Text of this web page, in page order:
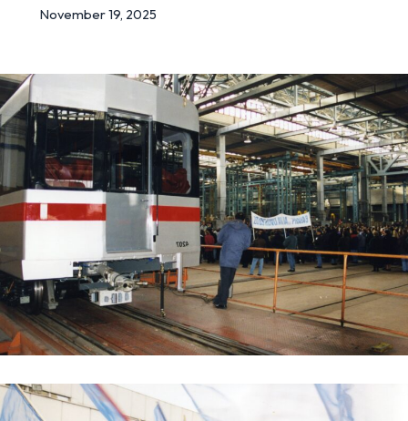
November 19, 2025